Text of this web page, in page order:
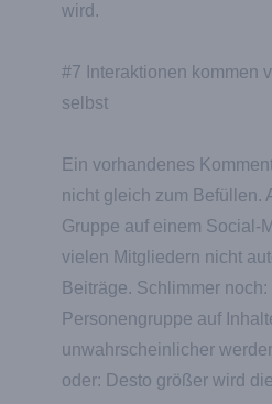
wird.
#7 Interaktionen kommen
selbst
Ein vorhandenes
nicht gleich zum Befüllen.
Gruppe auf einem Social-
vielen Mitgliedern nicht
Beiträge. Schlimmer
Personengruppe auf
unwahrscheinlicher
oder: Desto größer wird